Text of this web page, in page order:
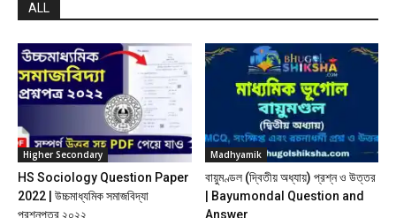
ALL
Higher Secondary
HS Sociology Question Paper
2022 | উচ্চমাধ্যমিক সমাজবিদ্যা
প্রশ্নপত্র ২০২২
Madhyamik
বায়ুমণ্ডল (দ্বিতীয় অধ্যায়) প্রশ্ন ও উত্তর
| Bayumondal Question and
Answer